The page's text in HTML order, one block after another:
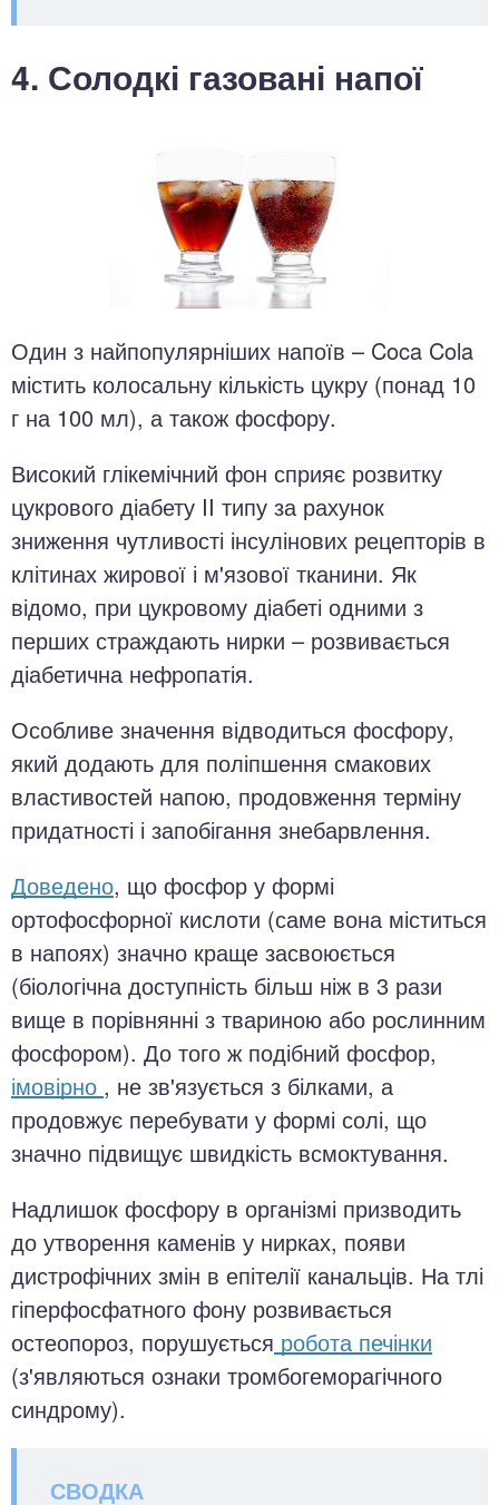
4. Солодкі газовані напої
Один з найпопулярніших напоїв – Coca Cola
містить колосальну кількість цукру (понад 10
г на 100 мл), а також фосфору.
Високий глікемічний фон сприяє розвитку
цукрового діабету II типу за рахунок
зниження чутливості інсулінових рецепторів в
клітинах жирової і м'язової тканини. Як
відомо, при цукровому діабеті одними з
перших страждають нирки – розвивається
діабетична нефропатія.
Особливе значення відводиться фосфору,
який додають для поліпшення смакових
властивостей напою, продовження терміну
придатності і запобігання знебарвлення.
Доведено, що фосфор у формі
ортофосфорної кислоти (саме вона міститься
в напоях) значно краще засвоюється
(біологічна доступність більш ніж в 3 рази
вище в порівнянні з твариною або рослинним
фосфором). До того ж подібний фосфор,
імовірно , не зв'язується з білками, а
продовжує перебувати у формі солі, що
значно підвищує швидкість всмоктування.
Надлишок фосфору в організмі призводить
до утворення каменів у нирках, появи
дистрофічних змін в епітелії канальців. На тлі
гіперфосфатного фону розвивається
остеопороз, порушується робота печінки
(з'являються ознаки тромбогеморагічного
синдрому).